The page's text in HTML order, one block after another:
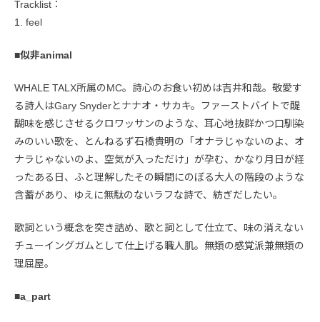
Tracklist：
1. feel
■似非animal
WHALE TALX所属のMC。詩心のお食い初めは吉井和哉。敬愛す
る詩人はGary Snyderとナナオ・サカキ。ファーストバイトで醍
醐味を感じさせるクロワッサンのような、耳心地抜群かつ口馴染
みのいい歌を、とんねるず石橋貴明の「オナラじゃないのよ、オ
ナラじゃないのよ、空気が入っただけ」が孕む、かなり月日が経
ったある日、ふと理解したその瞬間にのぼる大人の階段のような
含蓄があり、ゆえに無駄のないラフな詩で、紡ぎだしたい。
歌詞という概念を突き詰め、歌と詞として仕立て、味の消えない
チューイングガムとして仕上げる職人肌。無類の感覚派兼無類の
理屈屋。
■a_part